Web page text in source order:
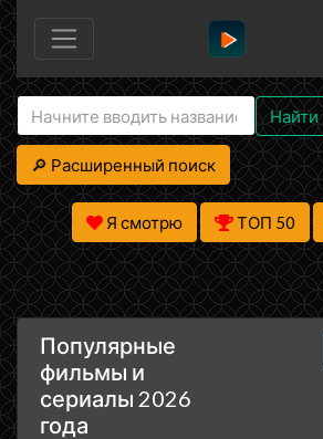
Найти
🔎 Расширенный поиск
Я смотрю ТОП 50
Популярные
фильмы и
сериалы 2026
года